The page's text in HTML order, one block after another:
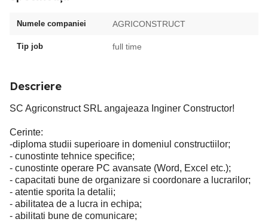
Numele companiei AGRICONSTRUCT
Tip job full time
Descriere
SC Agriconstruct SRL angajeaza Inginer Constructor!
Cerinte:
-diploma studii superioare in domeniul constructiilor;
- cunostinte tehnice specifice;
- cunostinte operare PC avansate (Word, Excel etc.);
- capacitati bune de organizare si coordonare a lucrarilor;
- atentie sporita la detalii;
- abilitatea de a lucra in echipa;
- abilitati bune de comunicare;